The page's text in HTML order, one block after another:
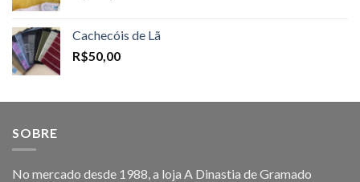
Cachecóis de Lã
R$50,00
SOBRE
No mercado desde 1988, a loja A Dinastia de Gramado